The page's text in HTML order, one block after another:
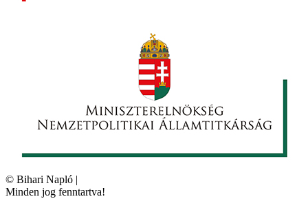
© Bihari Napló |
Minden jog fenntartva!